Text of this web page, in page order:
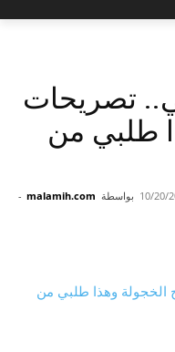
تصريحات
طلبي من
بواسطة malamih.com
- 10/20/